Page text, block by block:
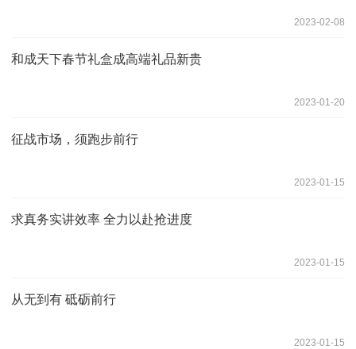
2023-02-08
和成天下春节礼盒成高端礼品新贵
2023-01-20
征战市场，须跑步前行
2023-01-15
求真务实讲效率 全力以赴抢进度
2023-01-15
从无到有 砥砺前行
2023-01-15